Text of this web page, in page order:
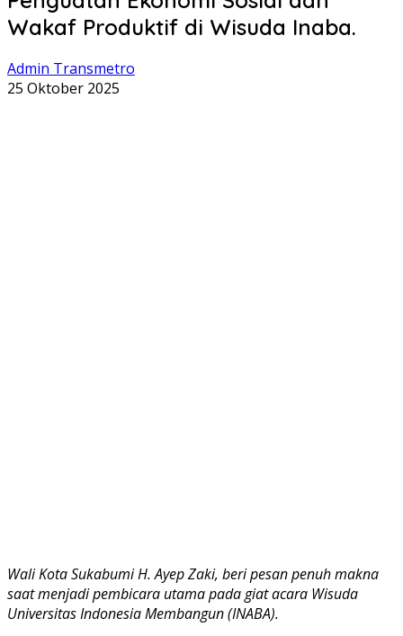
Wakaf Produktif di Wisuda Inaba.
Admin Transmetro
25 Oktober 2025
Wali Kota Sukabumi H. Ayep Zaki, beri pesan penuh makna
saat menjadi pembicara utama pada giat acara Wisuda
Universitas Indonesia Membangun (INABA).